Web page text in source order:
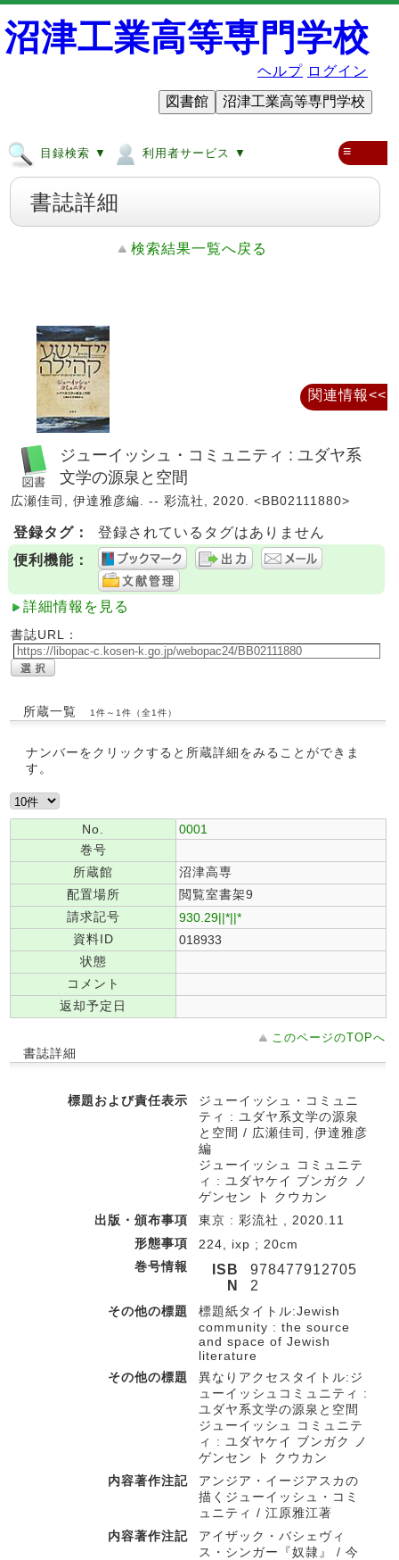
沼津工業高等専門学校
ヘルプ ログイン
図書館
沼津工業高等専門学校
目録検索 ▼ 利用者サービス ▼ ≡
書誌詳細
検索結果一覧へ戻る
ジューイッシュ・コミュニティ : ユダヤ系
文学の源泉と空間
広瀬佳司, 伊達雅彦編. -- 彩流社, 2020. <BB02111880>
登録タグ：
登録されているタグはありません
便利機能：
詳細情報を見る
書誌URL：
所蔵一覧 1件～1件（全1件）
ナンバーをクリックすると所蔵詳細をみることができま
す。
No.
0001
巻号
所蔵館
沼津高専
配置場所
閲覧室書架9
請求記号
930.29||*||*
資料ID
018933
状態
コメント
返却予定日
このページのTOPへ
書誌詳細
標題および責任表示
ジューイッシュ・コミュニ
ティ : ユダヤ系文学の源泉
と空間 / 広瀬佳司, 伊達雅彦
編
ジューイッシュ コミュニテ
ィ : ユダヤケイ ブンガク ノ
ゲンセン ト クウカン
出版・頒布事項
東京 : 彩流社 , 2020.11
形態事項
224, ixp ; 20cm
巻号情報
ISB
N
978477912705
2
その他の標題
標題紙タイトル:Jewish
community : the source
and space of Jewish
literature
その他の標題
異なりアクセスタイトル:ジ
ューイッシュコミュニティ :
ユダヤ系文学の源泉と空間
ジューイッシュ コミュニテ
ィ : ユダヤケイ ブンガク ノ
ゲンセン ト クウカン
内容著作注記
アンジア・イージアスカの
描くジューイッシュ・コミ
ュニティ / 江原雅江著
内容著作注記
アイザック・バシェヴィ
ス・シンガー『奴隷』 / 今
関連情報<<